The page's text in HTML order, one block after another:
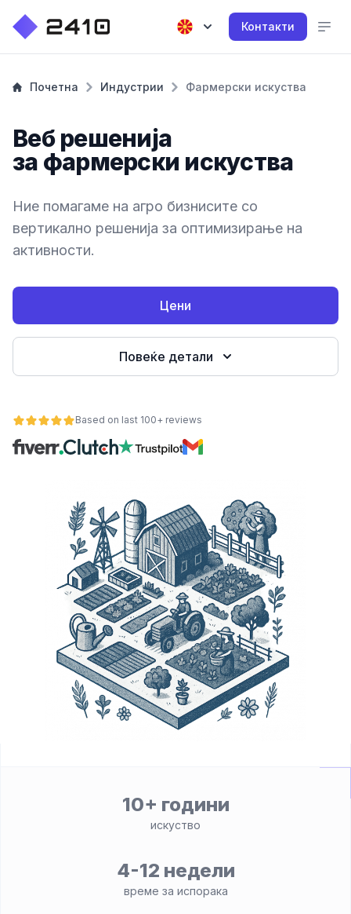
Контакти
Почетна Индустрии Фармерски искуства
Веб решенија
за фармерски искуства
Ние помагаме на агро бизнисите со
вертикално решенија за оптимизирање на
активности.
Цени
Повеќе детали
Based on last 100+ reviews
10+ години
искуство
4-12 недели
време за испорака